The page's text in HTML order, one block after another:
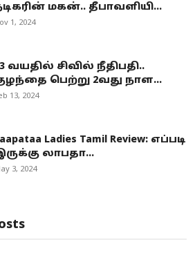
மகன்.. தீபாவளியி...
1, 2024
வயதில் சிவில் நீதிபதி..
பெற்று 2வது நாள...
13, 2024
Ladies Tamil Review: எப்படி
லாபதா...
3, 2024